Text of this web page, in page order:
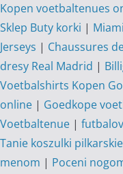
Kopen voetbaltenues
Sklep Buty korki |
Jerseys | Chaussures
dresy Real Madrid |
Voetbalshirts Kopen
online | Goedkope
Voetbaltenue |
Tanie koszulki pilkarskie
menom | Poceni